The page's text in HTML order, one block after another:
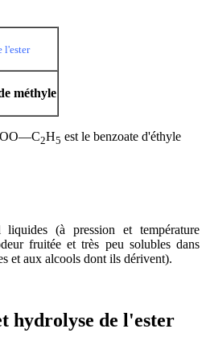
l'ester
méthyle
2H5 est le benzoate d'éthyle
(à pression et température
fruitée et très peu solubles dans
et aux alcools dont ils dérivent).
hydrolyse de l'ester